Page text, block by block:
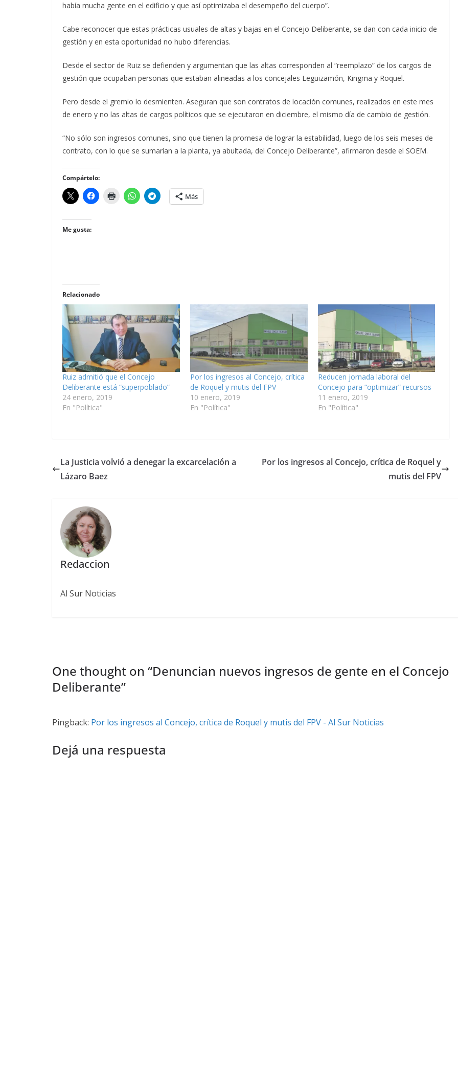
había mucha gente en el edificio y que así optimizaba el desempeño del cuerpo”.
Cabe reconocer que estas prácticas usuales de altas y bajas en el Concejo Deliberante, se dan con cada inicio de
gestión y en esta oportunidad no hubo diferencias.
Desde el sector de Ruiz se defienden y argumentan que las altas corresponden al “reemplazo” de los cargos de
gestión que ocupaban personas que estaban alineadas a los concejales Leguizamón, Kingma y Roquel.
Pero desde el gremio lo desmienten. Aseguran que son contratos de locación comunes, realizados en este mes
de enero y no las altas de cargos políticos que se ejecutaron en diciembre, el mismo día de cambio de gestión.
“No sólo son ingresos comunes, sino que tienen la promesa de lograr la estabilidad, luego de los seis meses de
contrato, con lo que se sumarían a la planta, ya abultada, del Concejo Deliberante”, afirmaron desde el SOEM.
Compártelo:
Más
Me gusta:
Relacionado
Ruiz admitió que el Concejo
Deliberante está “superpoblado”
24 enero, 2019
En "Política"
Por los ingresos al Concejo, crítica
de Roquel y mutis del FPV
10 enero, 2019
En "Política"
Reducen jornada laboral del
Concejo para “optimizar” recursos
11 enero, 2019
En "Política"
La Justicia volvió a denegar la excarcelación a
Lázaro Baez
Por los ingresos al Concejo, crítica de Roquel y
mutis del FPV
Redaccion
Al Sur Noticias
One thought on “Denuncian nuevos ingresos de gente en el Concejo
Deliberante”
Pingback: Por los ingresos al Concejo, crítica de Roquel y mutis del FPV - Al Sur Noticias
Dejá una respuesta